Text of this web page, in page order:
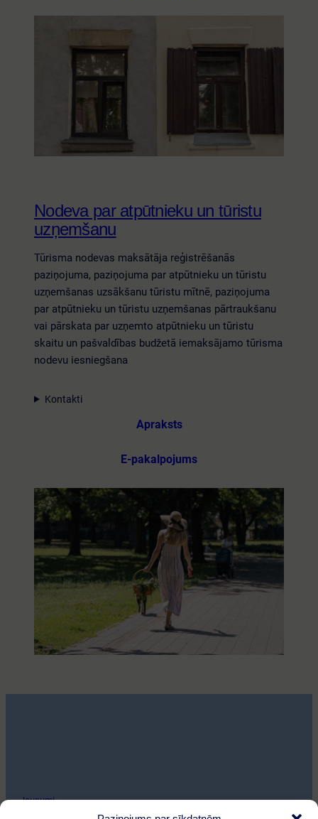
Nodeva par atpūtnieku un tūristu
uzņemšanu
Tūrisma nodevas maksātāja reģistrēšanās
paziņojuma, paziņojuma par atpūtnieku un tūristu
uzņemšanas uzsākšanu tūristu mītnē, paziņojuma
par atpūtnieku un tūristu uzņemšanas pārtraukšanu
vai pārskata par uzņemto atpūtnieku un tūristu
skaitu un pašvaldības budžetā iemaksājamo tūrisma
nodevu iesniegšana
Kontakti
Apraksts
E-pakalpojums
Jaunumi